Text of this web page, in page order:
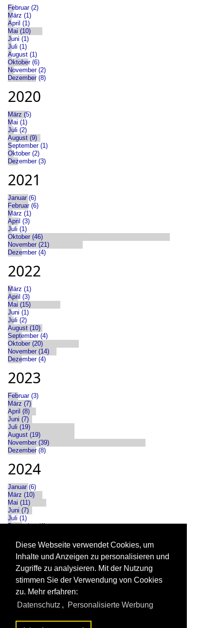
Februar (2)
März (1)
April (1)
Mai (10)
Juni (1)
Juli (1)
August (1)
Oktober (6)
November (2)
Dezember (8)
2020
März (5)
Mai (1)
Juli (2)
August (9)
September (1)
Oktober (2)
Dezember (3)
2021
Januar (6)
Februar (6)
März (1)
April (3)
Juli (1)
Oktober (46)
November (21)
Dezember (4)
2022
März (1)
April (3)
Mai (15)
Juni (1)
Juli (2)
August (10)
September (4)
Oktober (20)
November (14)
Dezember (4)
2023
Februar (3)
März (7)
April (8)
Juni (7)
Juli (19)
August (19)
November (39)
Dezember (8)
2024
Januar (6)
März (10)
Mai (11)
Juni (7)
Juli (1)
Dezember (4)
2025
Februar (1)
Mai (4)
November (4)
2026
Diese Webseite verwendet Cookies, um
Inhalte und Anzeigen zu personalisieren und
Zugriffe zu analysieren. Mit der Nutzung
stimmen Sie der Verwendung von Cookies
zu. Mehr erfahren:
Datenschutz , Personalisierte Werbung